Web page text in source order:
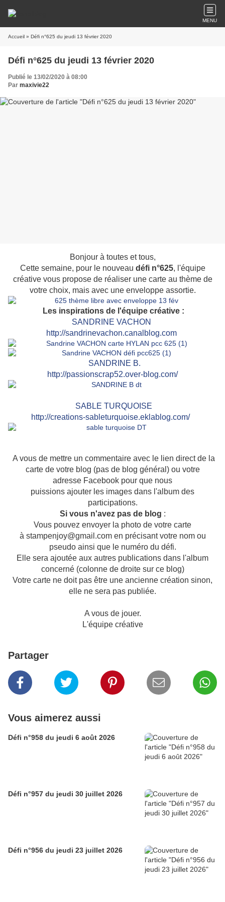
MENU
Accueil » Défi n°625 du jeudi 13 février 2020
Défi n°625 du jeudi 13 février 2020
Publié le 13/02/2020 à 08:00
Par maxivie22
Bonjour à toutes et tous,
Cette semaine, pour le nouveau défi n°625, l'équipe
créative vous propose de réaliser une carte au thème de
votre choix, mais avec une enveloppe assortie.
Les inspirations de l'équipe créative :
SANDRINE VACHON
http://sandrinevachon.canalblog.com
SAN DRINE B.
http://passionscrap52.over-blog.com/
SABLE TURQUOISE
http://creations-sableturquoise.eklablog.com/
A vous de mettre un commentaire avec le lien direct de la
carte de votre blog (pas de blog général) ou votre
adresse Facebook pour que nous
puissions ajouter les images dans l'album des
participations.
Si vous n'avez pas de blog :
Vous pouvez envoyer la photo de votre carte
à stampenjoy@gmail.com en précisant votre nom ou
pseudo ainsi que le numéro du défi.
Elle sera ajoutée aux autres publications dans l'album
concerné (colonne de droite sur ce blog)
Votre carte ne doit pas être une ancienne création sinon,
elle ne sera pas publiée.
A vous de jouer.
L'équipe créative
Partager
Vous aimerez aussi
Défi n°958 du jeudi 6 août 2026
Défi n°957 du jeudi 30 juillet 2026
Défi n°956 du jeudi 23 juillet 2026